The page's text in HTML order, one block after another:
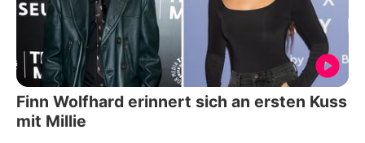
Finn Wolfhard erinnert sich an ersten Kuss
mit Millie